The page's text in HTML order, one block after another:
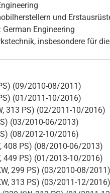
und
Engineering
insbesondere für
(09/2010-08/2011)
(01/2011-10/2016)
313 PS) (02/2011-10/2016)
(03/2010-06/2013)
(08/2012-10/2016)
408 PS) (08/2010-06/2013)
449 PS) (01/2013-10/2016)
299 PS) (03/2010-08/2011)
313 PS) (03/2011-12/2016)